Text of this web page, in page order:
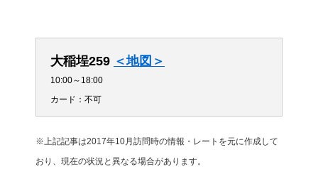
大稲埕259 ＜地図＞
10:00～18:00
カード：不可
※上記記事は2017年10月訪問時の情報・レートを元に作成して
おり、現在の状況と異なる場合があります。